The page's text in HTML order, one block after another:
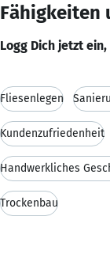
Fähigkeiten
Logg Dich jetzt
Fliesenlegen
Kundenzufriedenheit
Handwerkliches
Trockenbau